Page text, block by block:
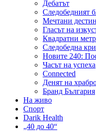
Дебатът
Следобедният
Мечтани
Гласът на
Квадратни
Следобедна
Новите 240:
Часът на успеха
Connected
Денят на
Бранд България
На живо
Спорт
Darik Health
„40 до 40“